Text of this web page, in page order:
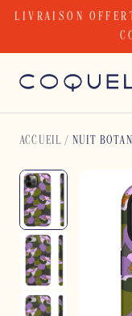
Skip
LIVRAISON
ACCUEIL / NUIT